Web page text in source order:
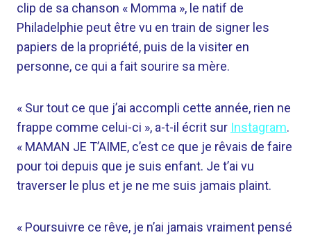
clip de sa chanson « Momma », le natif de
Philadelphie peut être vu en train de signer les
papiers de la propriété, puis de la visiter en
personne, ce qui a fait sourire sa mère.
« Sur tout ce que j’ai accompli cette année, rien ne
frappe comme celui-ci », a-t-il écrit sur Instagram.
« MAMAN JE T’AIME, c’est ce que je rêvais de faire
pour toi depuis que je suis enfant. Je t’ai vu
traverser le plus et je ne me suis jamais plaint.
« Poursuivre ce rêve, je n’ai jamais vraiment pensé